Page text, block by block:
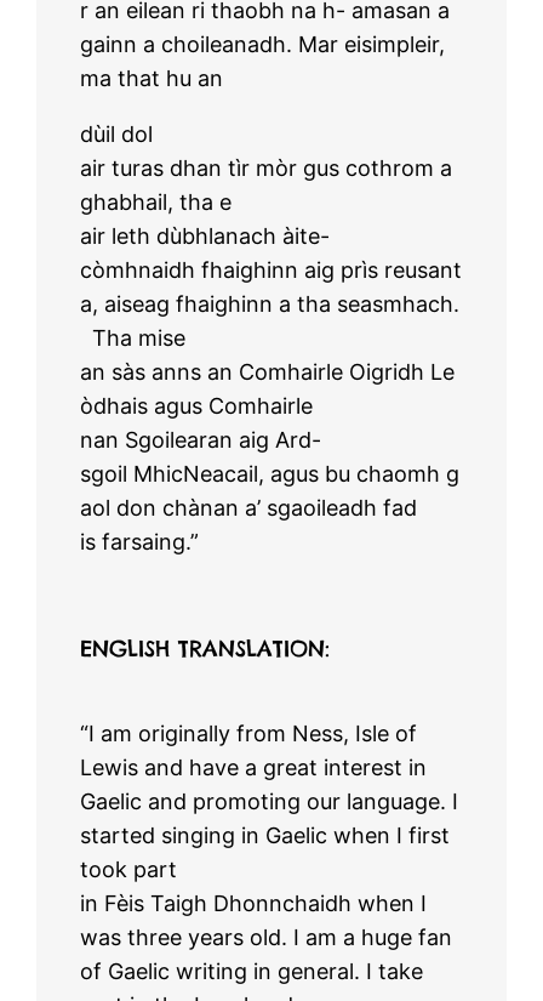
r an eilean ri thaobh na h- amasan a
gainn a choileanadh. Mar eisimpleir,
ma that hu an
dùil dol
air turas dhan tìr mòr gus cothrom a
ghabhail, tha e
air leth dùbhlanach àite-
còmhnaidh fhaighinn aig prìs reusant
a, aiseag fhaighinn a tha seasmhach.
Tha mise
an sàs anns an Comhairle Oigridh Le
òdhais agus Comhairle
nan Sgoilearan aig Ard-
sgoil MhicNeacail, agus bu chaomh g
aol don chànan a’ sgaoileadh fad
is farsaing.”
ENGLISH TRANSLATION:
“I am originally from Ness, Isle of
Lewis and have a great interest in
Gaelic and promoting our language. I
started singing in Gaelic when I first
took part
in Fèis Taigh Dhonnchaidh when I
was three years old. I am a huge fan
of Gaelic writing in general. I take